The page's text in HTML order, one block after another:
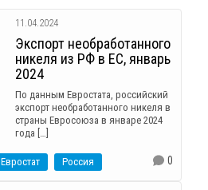
11.04.2024
Экспорт необработанного
никеля из РФ в ЕС, январь
2024
По данным Евростата, российский
экспорт необработанного никеля в
страны Евросоюза в январе 2024
года […]
Евростат Россия 0